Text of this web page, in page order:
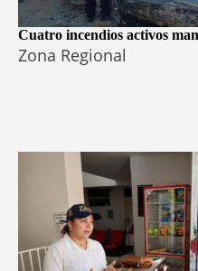
Cuatro incendios activos
Zona Regional